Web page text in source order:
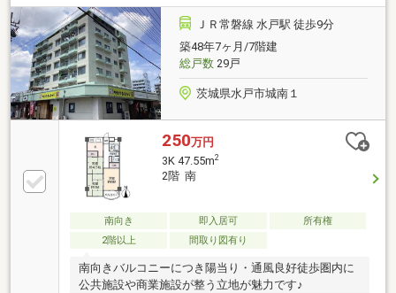
ＪＲ常磐線 水戸駅 徒歩9分
築48年7ヶ月/7階建
総戸数29戸
茨城県水戸市城南１
250万円
3K 47.55m2
2階 南
南向き 即入居可
所有権
2階以上
間取り図有り
南向きバルコニーにつき陽当り・通風良好徒歩圏内に
公共施設や商業施設が整う立地が魅力です♪